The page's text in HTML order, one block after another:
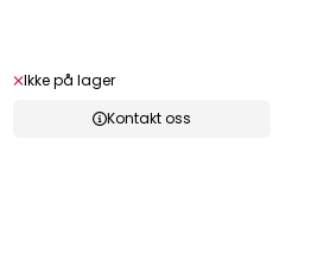
Ikke på lager
Kontakt oss